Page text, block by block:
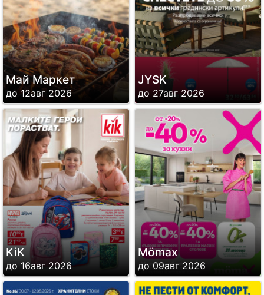
Май Маркет
до 12авг 2026
JYSK
до 27авг 2026
KiK
до 16авг 2026
Mömax
до 09авг 2026